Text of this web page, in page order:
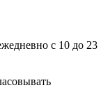
с 10 до 23